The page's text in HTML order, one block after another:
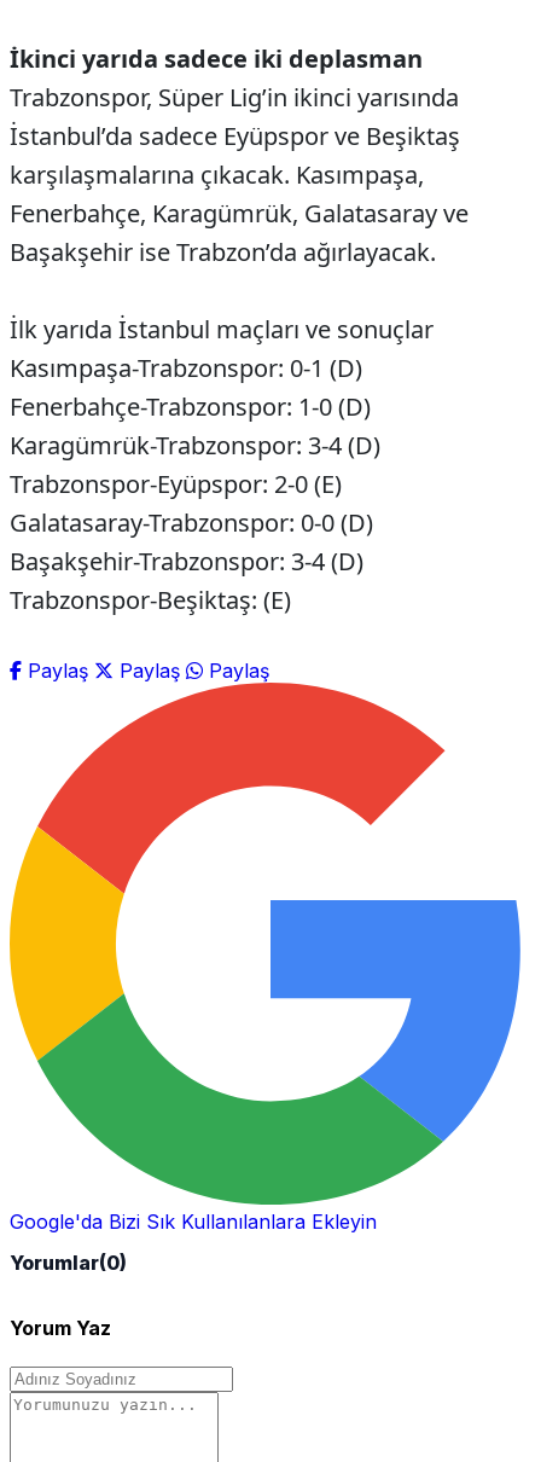
İkinci yarıda sadece iki deplasman
Trabzonspor, Süper Lig’in ikinci yarısında
İstanbul’da sadece Eyüpspor ve Beşiktaş
karşılaşmalarına çıkacak. Kasımpaşa,
Fenerbahçe, Karagümrük, Galatasaray ve
Başakşehir ise Trabzon’da ağırlayacak.
İlk yarıda İstanbul maçları ve sonuçlar
Kasımpaşa-Trabzonspor: 0-1 (D)
Fenerbahçe-Trabzonspor: 1-0 (D)
Karagümrük-Trabzonspor: 3-4 (D)
Trabzonspor-Eyüpspor: 2-0 (E)
Galatasaray-Trabzonspor: 0-0 (D)
Başakşehir-Trabzonspor: 3-4 (D)
Trabzonspor-Beşiktaş: (E)
Paylaş Paylaş Paylaş
Google'da Bizi Sık Kullanılanlara Ekleyin
Yorumlar(0)
Yorum Yaz